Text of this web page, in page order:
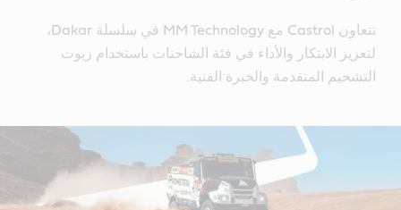
تتعاون Castrol مع MM Technology في سلسلة Dakar،
لتعزيز الابتكار والأداء في فئة الشاحنات باستخدام زيوت
التشحيم المتقدمة والخبرة الفنية.